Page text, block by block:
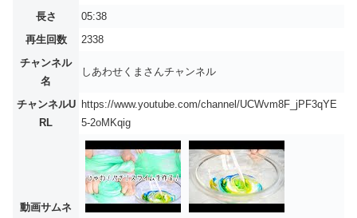
長さ
05:38
再生回数
2338
チャンネル
名
しあわせくまさんチャンネル
チャンネルU
RL
https://www.youtube.com/channel/UCWvm8F_jPF3qYE
5-2oMKqig
動画サムネ